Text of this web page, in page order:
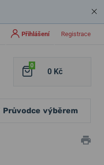
Přihlášení Registrace
0
0 Kč
Průvodce výběrem